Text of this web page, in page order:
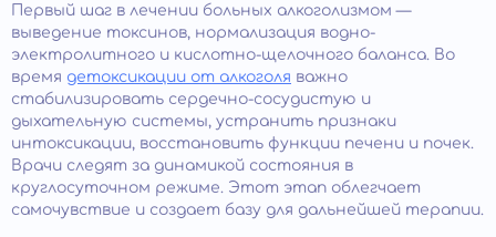
Первый шаг в лечении больных алкоголизмом —
выведение токсинов, нормализация водно-
электролитного и кислотно-щелочного баланса. Во
время детоксикации от алкоголя важно
стабилизировать сердечно-сосудистую и
дыхательную системы, устранить признаки
интоксикации, восстановить функции печени и почек.
Врачи следят за динамикой состояния в
круглосуточном режиме. Этот этап облегчает
самочувствие и создает базу для дальнейшей терапии.